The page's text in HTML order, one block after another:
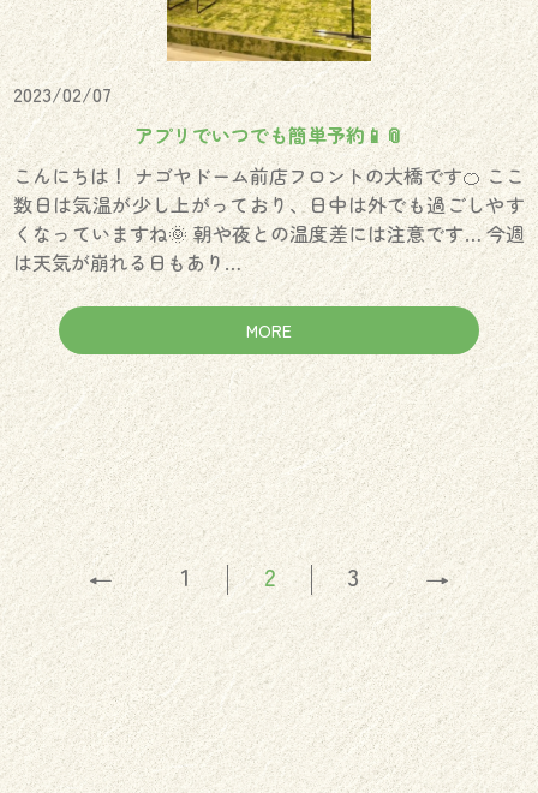
2023/02/07
アプリでいつでも簡単予約📱📎
こんにちは！ ナゴヤドーム前店フロントの大橋です🍊 ここ
数日は気温が少し上がっており、日中は外でも過ごしやす
くなっていますね🌞 朝や夜との温度差には注意です… 今週
は天気が崩れる日もあり…
MORE
← 1 2 3 →